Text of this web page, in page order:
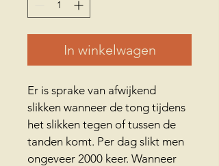
In winkelwagen
Er is sprake van afwijkend
slikken wanneer de tong tijdens
het slikken tegen of tussen de
tanden komt. Per dag slikt men
ongeveer 2000 keer. Wanneer